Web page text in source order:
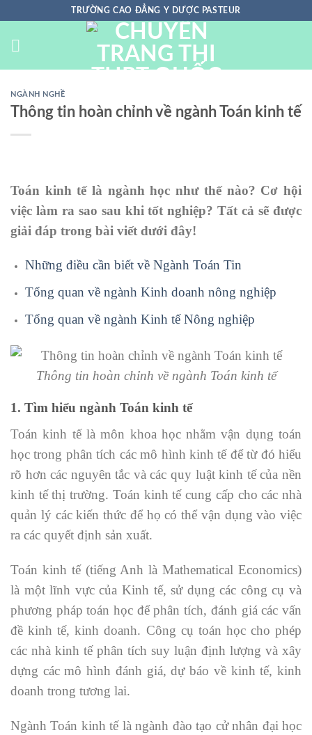
nội
TRƯỜNG CAO ĐẲNG Y DƯỢC PASTEUR
NGÀNH NGHỀ
Thông tin hoàn chỉnh về ngành Toán kinh tế
Toán kinh tế là ngành học như thế nào? Cơ hội
việc làm ra sao sau khi tốt nghiệp? Tất cả sẽ được
giải đáp trong bài viết dưới đây!
Những điều cần biết về Ngành Toán Tin
Tổng quan về ngành Kinh doanh nông nghiệp
Tổng quan về ngành Kinh tế Nông nghiệp
Thông tin hoàn chỉnh về ngành Toán kinh tế
1. Tìm hiểu ngành Toán kinh tế
Toán kinh tế là môn khoa học nhằm vận dụng toán
học trong phân tích các mô hình kinh tế để từ đó hiểu
rõ hơn các nguyên tắc và các quy luật kinh tế của nền
kinh tế thị trường. Toán kinh tế cung cấp cho các nhà
quản lý các kiến thức để họ có thể vận dụng vào việc
ra các quyết định sản xuất.
Toán kinh tế (tiếng Anh là Mathematical Economics)
là một lĩnh vực của Kinh tế, sử dụng các công cụ và
phương pháp toán học để phân tích, đánh giá các vấn
đề kinh tế, kinh doanh. Công cụ toán học cho phép
các nhà kinh tế phân tích suy luận định lượng và xây
dựng các mô hình đánh giá, dự báo về kinh tế, kinh
doanh trong tương lai.
Ngành Toán kinh tế là ngành đào tạo cử nhân đại học